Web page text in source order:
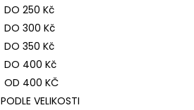
DO 250 Kč
DO 300 Kč
DO 350 Kč
DO 400 Kč
OD 400 KČ
PODLE VELIKOSTI